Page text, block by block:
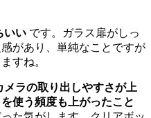
いい です。ガラス扉がしっ
があり、単純なことですが
すね。
メラの取り出しやすさが上
使う頻度も上がったこと